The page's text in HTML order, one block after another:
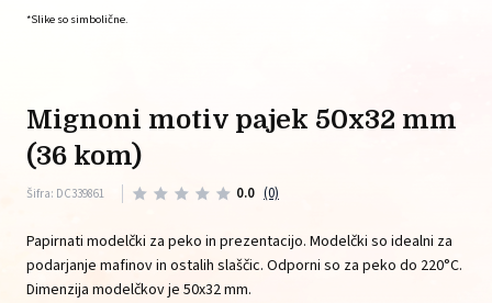
*Slike so simbolične.
mignoni motiv pajek 50x32 mm
(36 kom)
Šifra: DC339861 0.0 (0)
Papirnati modelčki za peko in prezentacijo. Modelčki so idealni za
podarjanje mafinov in ostalih slaščic. Odporni so za peko do 220°C.
Dimenzija modelčkov je 50x32 mm.